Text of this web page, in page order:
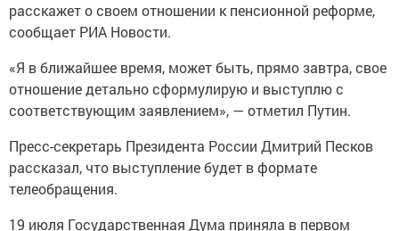
расскажет о своем отношении к пенсионной реформе,
сообщает РИА Новости.
«Я в ближайшее время, может быть, прямо завтра, свое
отношение детально сформулирую и выступлю с
соответствующим заявлением», — отметил Путин.
Пресс-секретарь Президента России Дмитрий Песков
рассказал, что выступление будет в формате
телеобращения.
19 июля Государственная Дума приняла в первом